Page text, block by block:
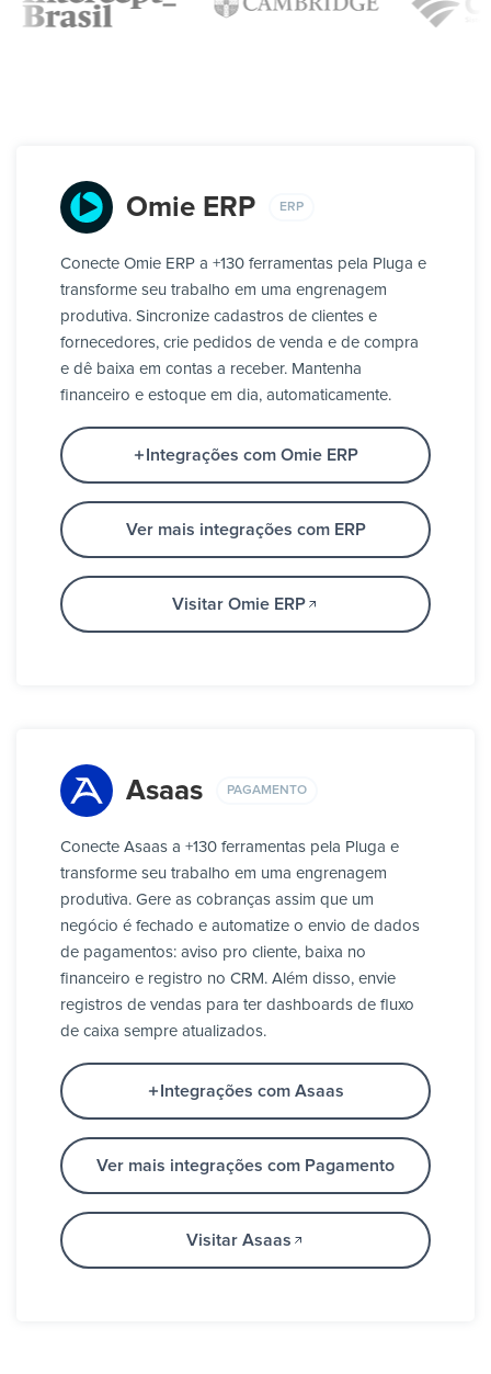
Omie ERP ERP
Conecte Omie ERP a +130 ferramentas pela Pluga e
transforme seu trabalho em uma engrenagem
produtiva. Sincronize cadastros de clientes e
fornecedores, crie pedidos de venda e de compra
e dê baixa em contas a receber. Mantenha
financeiro e estoque em dia, automaticamente.
Integrações com Omie ERP
Ver mais integrações com ERP
Visitar Omie ERP
Asaas PAGAMENTO
Conecte Asaas a +130 ferramentas pela Pluga e
transforme seu trabalho em uma engrenagem
produtiva. Gere as cobranças assim que um
negócio é fechado e automatize o envio de dados
de pagamentos: aviso pro cliente, baixa no
financeiro e registro no CRM. Além disso, envie
registros de vendas para ter dashboards de fluxo
de caixa sempre atualizados.
Integrações com Asaas
Ver mais integrações com Pagamento
Visitar Asaas